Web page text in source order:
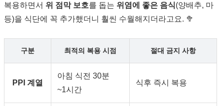
복용하면서 위 점막 보호를 돕는 위염에 좋은 음식(양배추, 마
등)을 식단에 꼭 추가했더니 훨씬 수월해지더라고요. 🥦
구분 최적의 복용 시점 절대 금지 사항
PPI 계열
아침 식전 30분
~1시간
식후 즉시 복용